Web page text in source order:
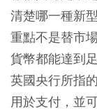
清楚哪一種新
重點不是替市
貨幣都能達到
英國央行所指
用於支付，並